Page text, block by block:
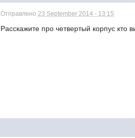
Отправлено23 September 2014 - 13:15
Расскажите про четвертый корпус кто